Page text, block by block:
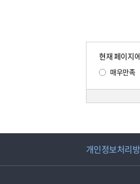
현재 페이지
매우만족
개인정보처리